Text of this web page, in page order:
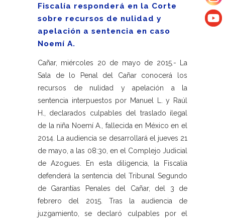
Fiscalía responderá en la Corte
sobre recursos de nulidad y
apelación a sentencia en caso
Noemí A.
Cañar, miércoles 20 de mayo de 2015.- La
Sala de lo Penal del Cañar conocerá los
recursos de nulidad y apelación a la
sentencia interpuestos por Manuel L. y Raúl
H., declarados culpables del traslado ilegal
de la niña Noemí A., fallecida en México en el
2014. La audiencia se desarrollará el jueves 21
de mayo, a las 08:30, en el Complejo Judicial
de Azogues. En esta diligencia, la Fiscalía
defenderá la sentencia del Tribunal Segundo
de Garantías Penales del Cañar, del 3 de
febrero del 2015. Tras la audiencia de
juzgamiento, se declaró culpables por el